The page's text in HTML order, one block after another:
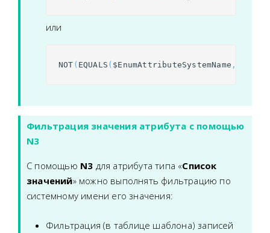
или
NOT ( EQUALS ( $EnumAttributeSystemName ,
Фильтрация значения атрибута с помощью
N3
С помощью N3 для атрибута типа «Список
значений» можно выполнять фильтрацию по
системному имени его значения:
Фильтрация (в таблице шаблона) записей